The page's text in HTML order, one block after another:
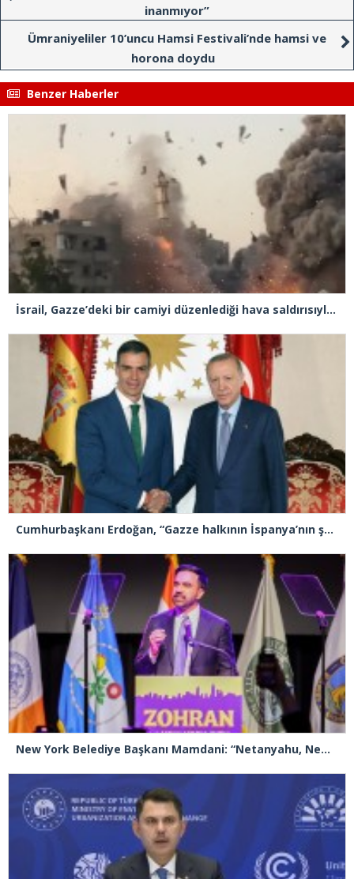
inanmıyor”
Ümraniyeliler 10’uncu Hamsi Festivali’nde hamsi ve
horona doydu
Benzer Haberler
İsrail, Gazze’deki bir camiyi düzenlediği hava saldırısıyla yıktı
Cumhurbaşkanı Erdoğan, “Gazze halkının İspanya’nın şampiyonluğuna gösterdiği sevinç çok değerli”
New York Belediye Başkanı Mamdani: “Netanyahu, New York’u ziyaret ederse tutuklanmalı”